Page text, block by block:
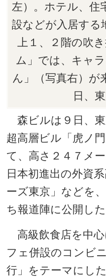
左）。ホテル、住
設などが入居する
上１、２階の吹
ム」では、キャ
ん」（写真右）が
日、
森ビルは９日、
超高層ビル「虎ノ
て、高さ２４７メ
日本初進出の外資
ーズ東京」などを
ち報道陣に公開した
高級飲食店を中心
フェ併設のコンビ
行」をテーマにし